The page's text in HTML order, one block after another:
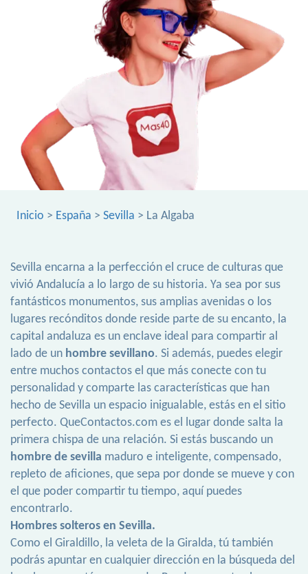
Inicio > España > Sevilla > La Algaba
Sevilla encarna a la perfección el cruce de culturas que
vivió Andalucía a lo largo de su historia. Ya sea por sus
fantásticos monumentos, sus amplias avenidas o los
lugares recónditos donde reside parte de su encanto, la
capital andaluza es un enclave ideal para compartir al
lado de un hombre sevillano. Si además, puedes elegir
entre muchos contactos el que más conecte con tu
personalidad y comparte las características que han
hecho de Sevilla un espacio inigualable, estás en el sitio
perfecto. QueContactos.com es el lugar donde salta la
primera chispa de una relación. Si estás buscando un
hombre de sevilla maduro e inteligente, compensado,
repleto de aficiones, que sepa por donde se mueve y con
el que poder compartir tu tiempo, aquí puedes
encontrarlo.
Hombres solteros en Sevilla.
Como el Giraldillo, la veleta de la Giralda, tú también
podrás apuntar en cualquier dirección en la búsqueda del